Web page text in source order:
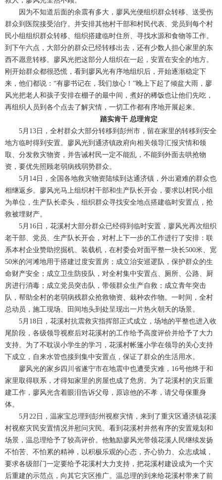
因为不知道后面的余震有多大，廖风光便组织群众转移、送受伤
群众到医院接受治疗。并安排其他村干部和村民代表、党员到每个村
民小组组织群众转移、组织搭建临时住所、寻找水源和食物等工作。
到下午六点，大部分的群众已经转移出去，还有少数人担心家里的东
西不愿意转移。廖风光把这部分人组织在一起，安置在安全的地方。
刚开始群众都很恐慌，看到廖风光有序地组织后，开始逐渐稳定下
来，他们都说：“有廖书记在，我们放心！”晚上下起了倾盆大雨，廖
风光把老人和孩子安排在棚子的最中间，煮好的稀饭也让他们先吃，
再组织人员到各个点去了解灾情，一切工作都有序地开展起来。
踏实肯干 总理肯定
5月13日，全村群众大部分转移到彭州市，留在家里的转移到安全
地方临时得到安置。廖风光到通济镇政府向相关领导汇报灾情和领
取、分发救灾物资，并告诫村民一定不能乱，不能到外面去哄抢物
资，要优先照顾老弱病残弱势群众。
5月14日，全国各地救灾物资陆续到达通济镇，外出避难的群众也
相继返乡。廖风光马上组织村干部和生产队长开会，要求以村民小组
为单位，生产队长牵头，组织群众寻找安全地点搭建临时安置点，抢
救被埋财产。
5月16日，花溪村大部分群众已经得到临时安置，廖风光再次组织
老干部、党员、生产队长开会，对村上下一步的工作进行了安排：联
系本村企业赞助挖掘机、装载机，在村委会对面平整一块长500米、宽
50米的河滩地用于搭建过度安置房；成立治安巡逻队，保护群众的生
命财产安全；成立卫生防疫队，对全村集中安置点、厕所、公路、厨
房进行消毒；成立党员突击队，带领群众生产自救；成立青年突击
队，帮助全村的老弱病残群众抢救物资、栽种农作物。一时间，全村
总动员，施工现场、田间地头到处呈现出一片热火朝天的场景。
5月18日，花溪村抗震救灾指挥部正式成立，场地的平整也进入收
尾阶段，各级领导视察后对花溪村的工作给予高度评价并给予了大力
支持。为了不耽误小学生的学习，花溪村帐篷小学在领导的关心支持
下成立，自来水管也接到集中安置点，保证了群众的生活用水。
廖风光的家乡四川省遂宁市在地震中也遭受灾难，16号他终于和
家里取得联系，才得知家里的房屋也成了危房。为了花溪村的灾后重
建工作，廖风光含着眼泪告诉父母，原谅他的不孝，请父母保重身
体。
5月22日，温家宝总理到彭州视察灾情，来到了重灾区通济镇花溪
村视察灾民安置情况并慰问灾民。看到花溪村井然有序的安置规划和
场景，温总理给予了较高评价。他勉励廖风光带领花溪人民继续发扬
不怕苦、不怕累的精神，以积极乐观的心态，齐心协力、众志成城，
要求各级部门一定要给予花溪村大力支持，把花溪村建设成为一个灾
后重建的示范点，向其它灾区推广。温总理的到来给花溪村带来了前